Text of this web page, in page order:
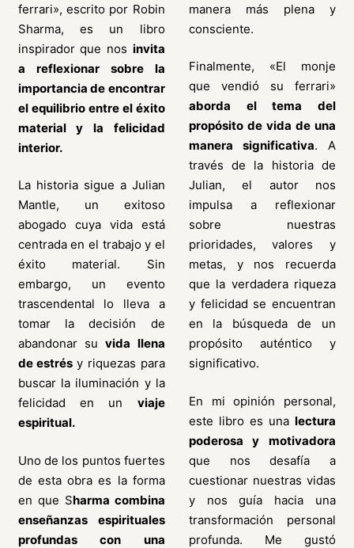
ferrari», escrito por Robin
Sharma, es un libro
inspirador que nos invita
a reflexionar sobre la
importancia de encontrar
el equilibrio entre el éxito
material y la felicidad
interior.
La historia sigue a Julian
Mantle, un exitoso
abogado cuya vida está
centrada en el trabajo y el
éxito material. Sin
embargo, un evento
trascendental lo lleva a
tomar la decisión de
abandonar su vida llena
de estrésy riquezas para
buscar la iluminación y la
felicidad en un viaje
espiritual.
Uno de los puntos fuertes
de esta obra es la forma
en que Sharma combina
enseñanzas espirituales
profundas con una
manera más plena y
consciente.
Finalmente, «El monje
que vendió su ferrari»
aborda el tema del
propósito de vida de una
manera significativa. A
través de la historia de
Julian, el autor nos
impulsa a reflexionar
sobre nuestras
prioridades, valores y
metas, y nos recuerda
que la verdadera riqueza
y felicidad se encuentran
en la búsqueda de un
propósito auténtico y
significativo.
En mi opinión personal,
este libro es una lectura
poderosa y motivadora
que nos desafía a
cuestionar nuestras vidas
y nos guía hacia una
transformación personal
profunda. Me gustó